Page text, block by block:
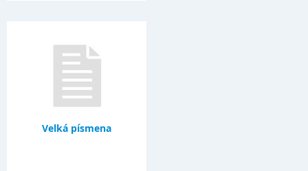
Velká písmena